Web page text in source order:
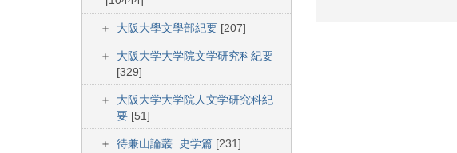
大阪大學文學部紀要 [207]
大阪大学大学院文学研究科紀要
[329]
大阪大学大学院人文学研究科紀
要 [51]
待兼山論叢. 史学篇 [231]